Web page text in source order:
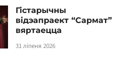
Гістарычны
відэапраект “Сармат”
вяртаецца
31 ліпеня 2026